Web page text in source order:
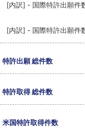
[内訳] - 国際特許出願件
[内訳] - 国際特許出願件
特許出願 総件数
特許取得 総件数
米国特許取得件数